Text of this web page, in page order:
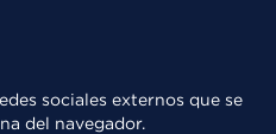
sociales externos que se
del navegador.